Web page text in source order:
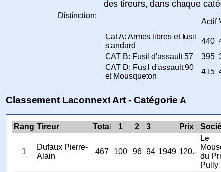
des tireurs, dans chaque
Distinction:
Actif
Cat A: Armes libres et fusil
standard
440
CAT B: Fusil d'assault 57
395
CAT D: Fusil d'assault 90
et Mousqueton
415
Classement Laconnext Art - Catégorie A
Rang Tireur Total 1 2 3 Prix
1
Dufaux Pierre-
Alain
467 100 96 94 1949 120.-
Le
du
Pully